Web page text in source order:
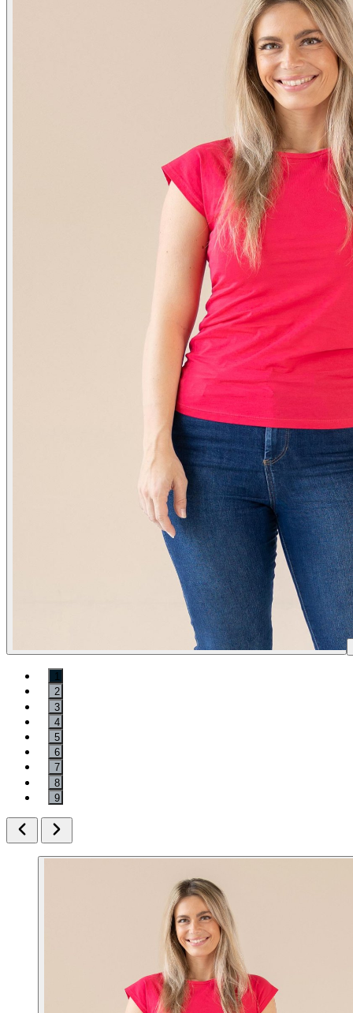
1
2
3
4
5
6
7
8
9